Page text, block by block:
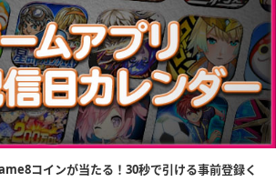
コインが当たる！30秒で引ける事前登録く